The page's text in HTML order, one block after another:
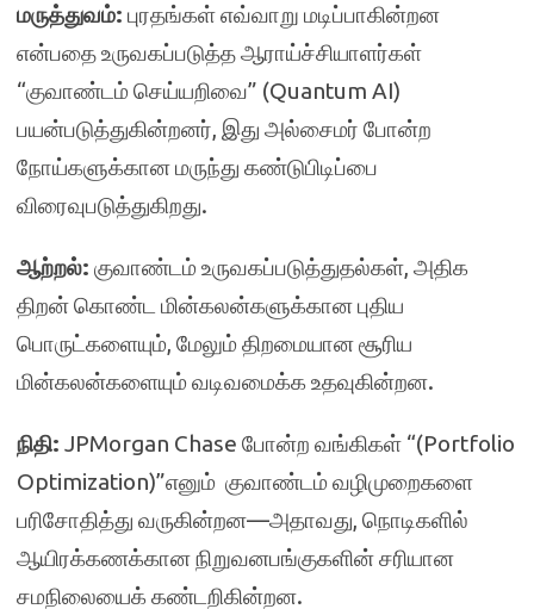
மருத்துவம்: புரதங்கள் எவ்வாறு மடிப்பாகின்றன
என்பதை உருவகப்படுத்த ஆராய்ச்சியாளர்கள்
“குவாண்டம் செய்யறிவை” (Quantum AI)
பயன்படுத்துகின்றனர், இது அல்சைமர் போன்ற
நோய்களுக்கான மருந்து கண்டுபிடிப்பை
விரைவுபடுத்துகிறது.
ஆற்றல்: குவாண்டம் உருவகப்படுத்துதல்கள், அதிக
திறன் கொண்ட மின்கலன்களுக்கான புதிய
பொருட்களையும், மேலும் திறமையான சூரிய
மின்கலன்களையும் வடிவமைக்க உதவுகின்றன.
நிதி: JPMorgan Chase போன்ற வங்கிகள் “(Portfolio
Optimization)”எனும் குவாண்டம் வழிமுறைகளை
பரிசோதித்து வருகின்றன—அதாவது, நொடிகளில்
ஆயிரக்கணக்கான நிறுவனபங்குகளின் சரியான
சமநிலையைக் கண்டறிகின்றன.